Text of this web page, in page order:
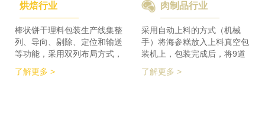
检及码垛设备实现整线自动化
运行。 节省了80%人员数
量，降低了劳动者的劳动强
度，提高了工作效率
积的要求，同时节省了一半的
占地空间，一条生产线实现了
整个生产的稳定供料，减少设
备的投入，大大降低了采购成
本。
烘焙行业
棒状饼干理料包装生产线集整
列、导向、剔除、定位和输送
等功能，采用双列布局方式，
在有限的场地内，提高了产品
包装的生产力，同时达到废料
了解更多 >
肉制品行业
采用自动上料的方式（机械
手）将海参糕放入上料真空包
装机上，包装完成后，将9道
带机，将1道产品分为2道，分
了解更多 >